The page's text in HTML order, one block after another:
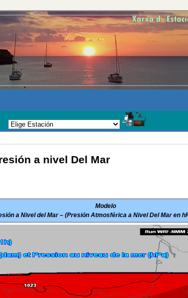
a nivel Del Mar
Modelo
a Nivel del Mar – (Presión Atmosférica a Nivel Del Mar en